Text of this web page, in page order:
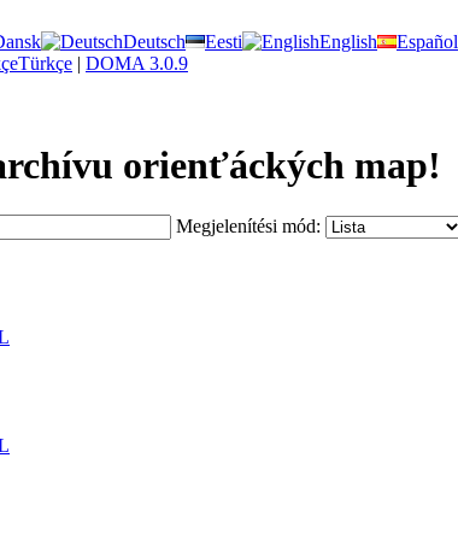
Deutsch Eesti English Español
Türkçe | DOMA 3.0.9
orienťáckých map!
Megjelenítési mód: